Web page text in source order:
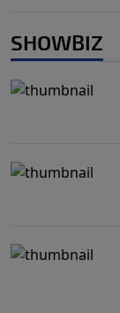
SHOWBIZ